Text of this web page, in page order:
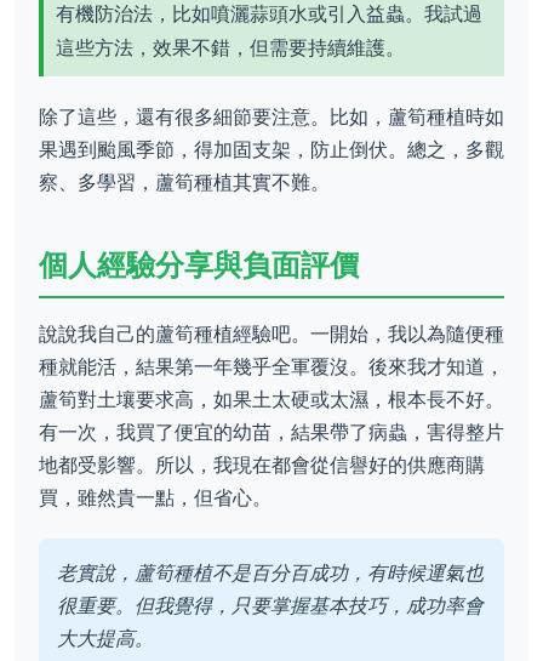
有機防治法，比如噴灑蒜頭水或引入益蟲。我試過
這些方法，效果不錯，但需要持續維護。
除了這些，還有很多細節要注意。比如，蘆筍種植時如
果遇到颱風季節，得加固支架，防止倒伏。總之，多觀
察、多學習，蘆筍種植其實不難。
個人經驗分享與負面評價
說說我自己的蘆筍種植經驗吧。一開始，我以為隨便種
種就能活，結果第一年幾乎全軍覆沒。後來我才知道，
蘆筍對土壤要求高，如果土太硬或太濕，根本長不好。
有一次，我買了便宜的幼苗，結果帶了病蟲，害得整片
地都受影響。所以，我現在都會從信譽好的供應商購
買，雖然貴一點，但省心。
老實說，蘆筍種植不是百分百成功，有時候運氣也
很重要。但我覺得，只要掌握基本技巧，成功率會
大大提高。